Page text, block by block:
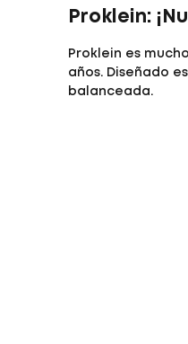
Proklein:
Proklein es
años. Diseñado
balanceada.